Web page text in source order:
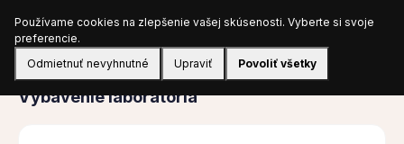
Prihlásiť sa
Obstarávanie
Vybavenie laboratória
Používame cookies na zlepšenie vašej skúsenosti. Vyberte si svoje
preferencie.
Odmietnuť nevyhnutné
Upraviť Povoliť všetky